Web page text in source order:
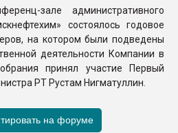
зале административного
состоялось годовое
на котором были подведены
деятельности Компании в
принял участие Первый
РТ Рустам Нигматуллин.